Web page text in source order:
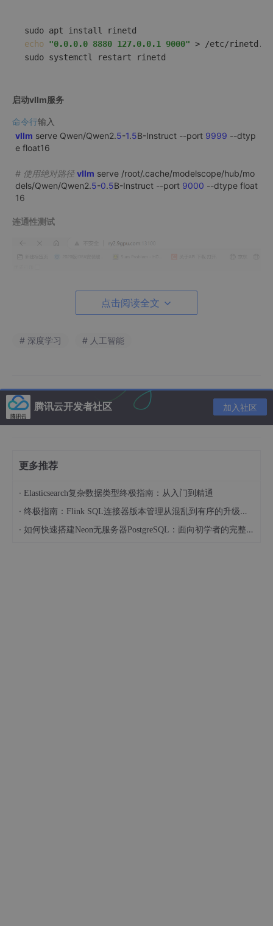
echo "0.0.0.0 8880 127.0.0.1 9000" > /etc/
sudo systemctl restart rinetd
启动vllm服务
命令行输入
vllm serve Qwen/Qwen2.5-1.5B-Instruct --port 9999 --dtyp
e float16
# 使用绝对路径 vllm serve /root/.cache/modelscope/hub/mo
dels/Qwen/Qwen2.5-0.5B-Instruct --port 9000 --dtype float
16
连通性测试
4.使用OpenAl-API-compatible插件部署
点击阅读全文
# 深度学习 # 人工智能
腾讯云开发者社区 加入社区
更多推荐
· Elasticsearch复杂数据类型终极指南：从入门到精通
· 终极指南：Flink SQL连接器版本管理从混乱到有序的升级之路
· 如何快速搭建Neon无服务器PostgreSQL：面向初学者的完整指南